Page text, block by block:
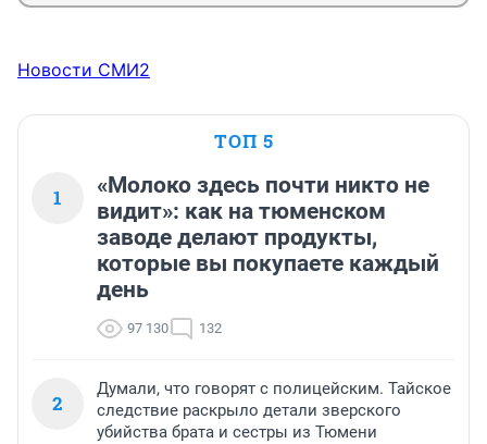
Новости СМИ2
ТОП 5
1
«Молоко здесь почти никто не
видит»: как на тюменском
заводе делают продукты,
которые вы покупаете каждый
день
97 130 132
2
Думали, что говорят с полицейским. Тайское
следствие раскрыло детали зверского
убийства брата и сестры из Тюмени